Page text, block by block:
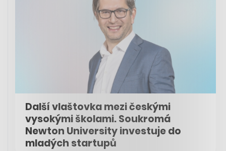
Další vlaštovka mezi českými
vysokými školami. Soukromá
Newton University investuje do
mladých startupů